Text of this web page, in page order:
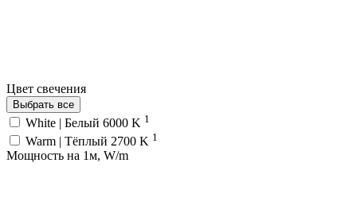
Цвет свечения
Выбрать все
White | Белый 6000 K 1
Warm | Тёплый 2700 K 1
Мощность на 1м, W/m